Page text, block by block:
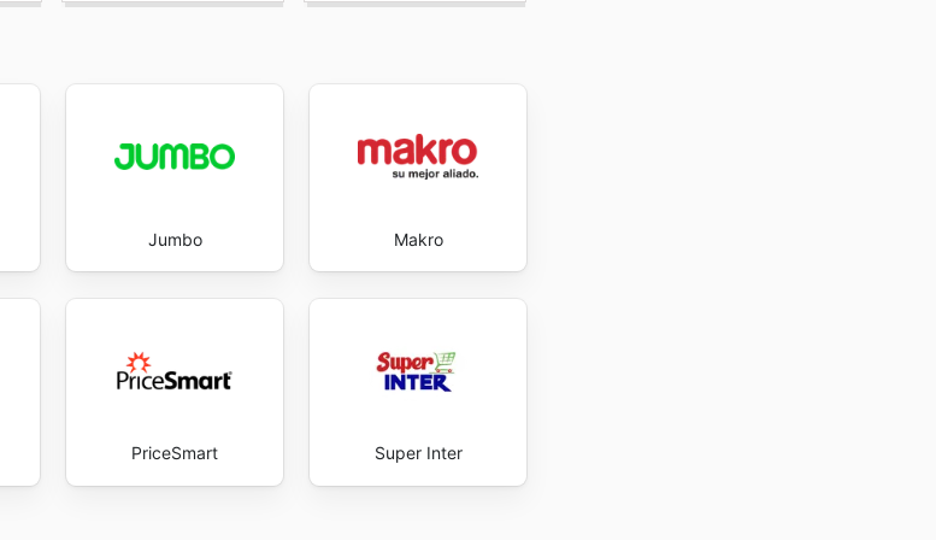
Jumbo Makro
PriceSmart Super Inter